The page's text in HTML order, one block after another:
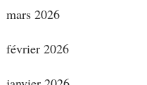
mars 2026
février 2026